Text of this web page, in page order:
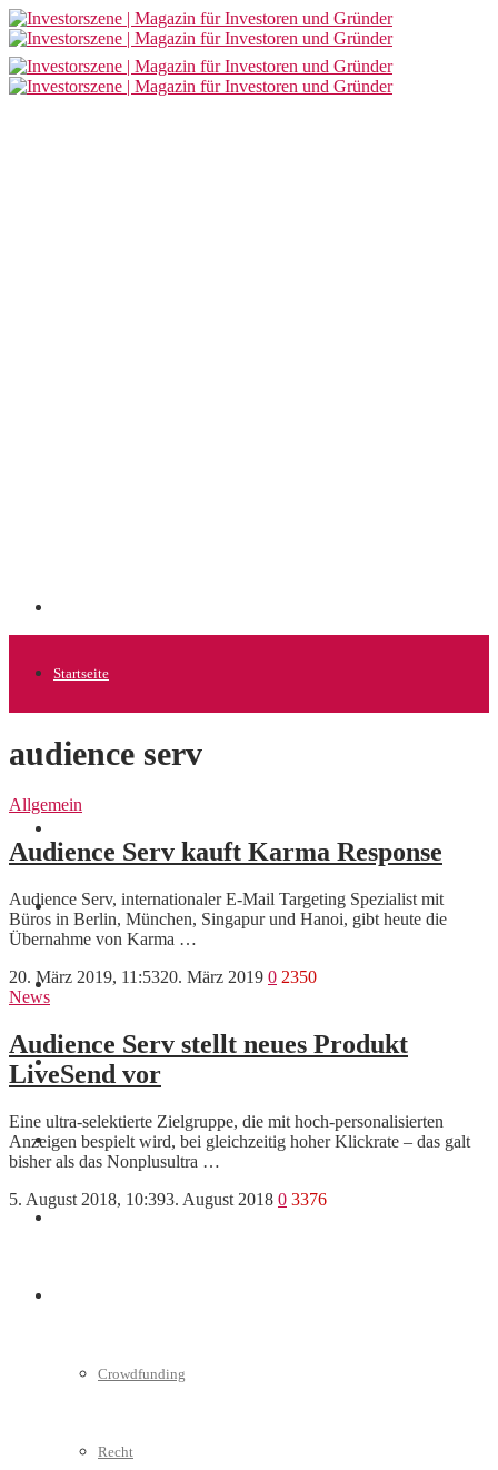
Startseite
Allgemein
News
Finanzen
Marketing
Interviews
Crowdfunding
Recht
audience serv
Allgemein
Audience Serv kauft Karma Response
Audience Serv, internationaler E-Mail Targeting Spezialist mit
Büros in Berlin, München, Singapur und Hanoi, gibt heute die
Übernahme von Karma …
20. März 2019, 11:5320. März 2019 0 2350
News
Audience Serv stellt neues Produkt
LiveSend vor
Eine ultra-selektierte Zielgruppe, die mit hoch-personalisierten
Anzeigen bespielt wird, bei gleichzeitig hoher Klickrate – das galt
bisher als das Nonplusultra …
5. August 2018, 10:393. August 2018 0 3376